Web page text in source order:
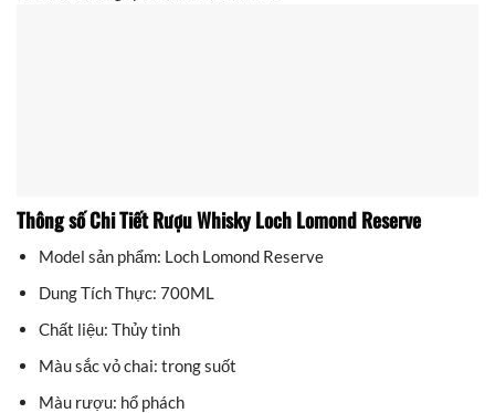
Thông số Chi Tiết Rượu Whisky Loch Lomond Reserve
Model sản phẩm: Loch Lomond Reserve
Dung Tích Thực: 700ML
Chất liệu: Thủy tinh
Màu sắc vỏ chai: trong suốt
Màu rượu: hổ phách